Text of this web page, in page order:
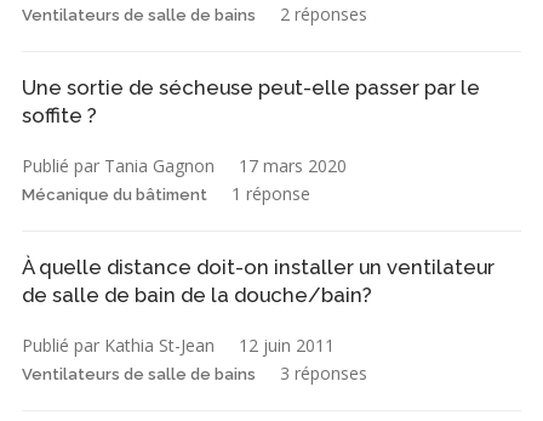
Ventilateurs de salle de bains 2 réponses
Une sortie de sécheuse peut-elle passer par le
soffite ?
Publié par Tania Gagnon 17 mars 2020
Mécanique du bâtiment 1 réponse
À quelle distance doit-on installer un ventilateur
de salle de bain de la douche/bain?
Publié par Kathia St-Jean 12 juin 2011
Ventilateurs de salle de bains 3 réponses